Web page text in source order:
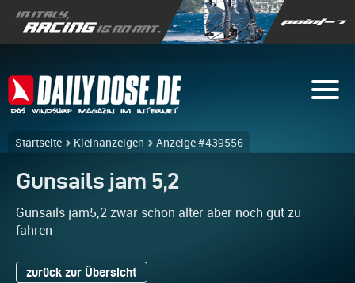
Startseite Kleinanzeigen Anzeige #439556
Gunsails jam 5,2
Gunsails jam5,2 zwar schon älter aber noch gut zu
fahren
zurück zur Übersicht